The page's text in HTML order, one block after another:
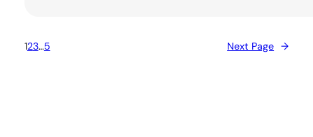
123…5 Next Page →